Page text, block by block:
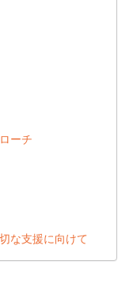
ーチ
な支援に向けて